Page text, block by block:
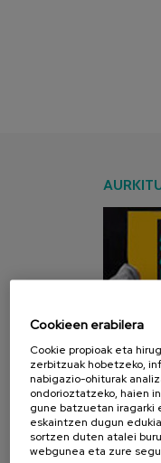
AZKEN
Cookieen erabilera
Cookie propioak eta
zerbitzuak hobetzeko,
nabigazio-ohiturak
ondorioztatzeko, haien
gune batzuetan iragarki
eskaintzen dugun
sortzen duten atalei
webgunea eta zure